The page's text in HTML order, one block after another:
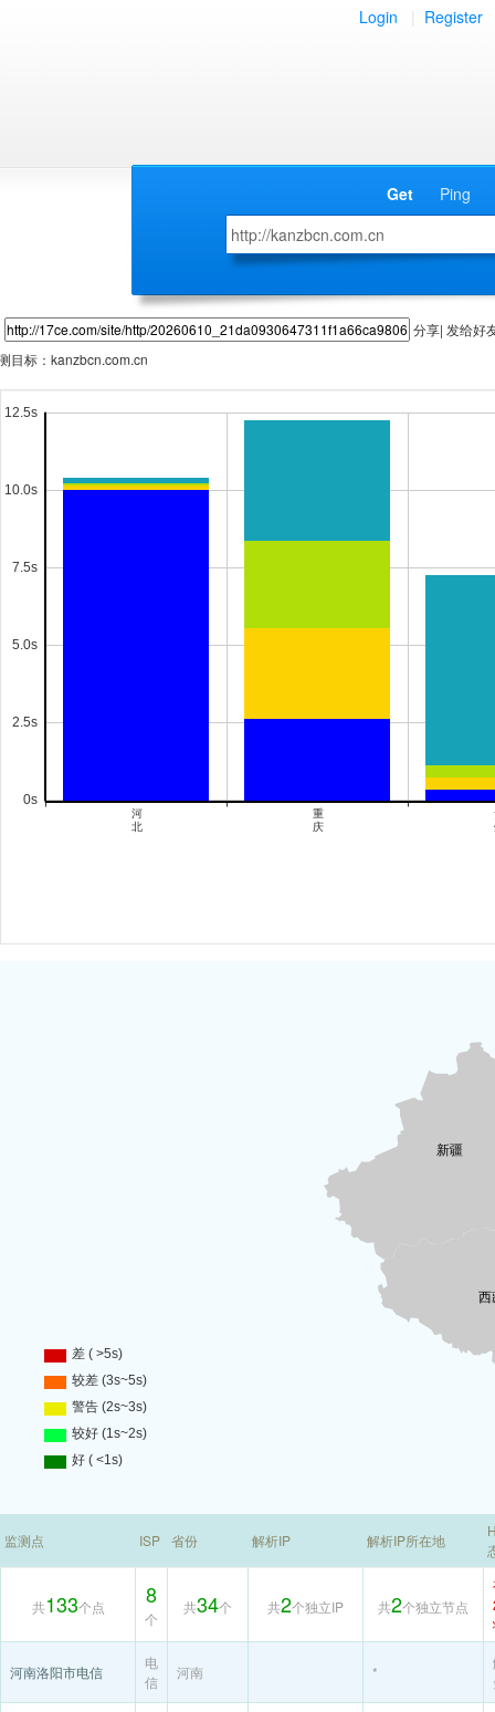
Login Register
Get Ping
分享| 发给好
目标： kanzbcn.com.cn
监测点 ISP 省份 解析IP 解析IP所在地
共133个点 8
个
共34个 共2个独立IP 共2个独立节点
河南洛阳市电信
电
信
河南 *